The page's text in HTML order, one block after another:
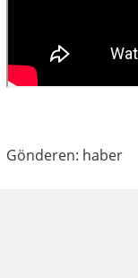
Gönderen: haber